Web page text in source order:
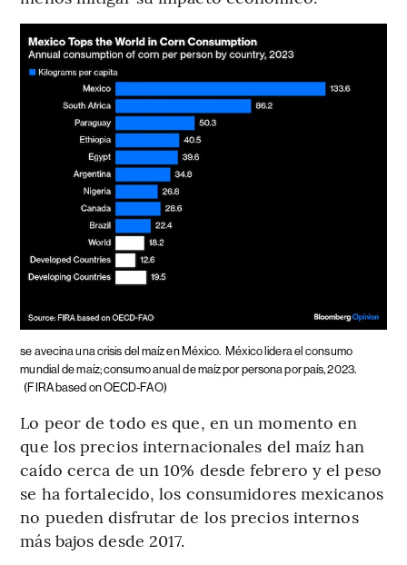
se avecina una crisis del maíz en México. México lidera el consumo
mundial de maíz; consumo anual de maíz por persona por país, 2023.
(FIRA based on OECD-FAO)
Lo peor de todo es que, en un momento en
que los precios internacionales del maíz han
caído cerca de un 10% desde febrero y el peso
se ha fortalecido, los consumidores mexicanos
no pueden disfrutar de los precios internos
más bajos desde 2017.